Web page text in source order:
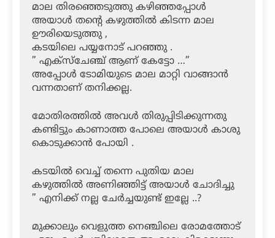
മാല തിരഞ്ഞെടുത്തു കഴിഞ്ഞപ്പോൾ
അയാൾ തൻ്റെ കഴുത്തിൽ കിടന്ന മാല
ഊരിയെടുത്തു ,
കടയിലെ പയ്യനോട് പറഞ്ഞു .
” എക്സ്ചേഞ്ച് ആണ് കേട്ടോ …”
അപ്പോൾ ടോമിയുടെ മാല മാറ്റി വാങ്ങാൻ
വന്നതാണ് തനിക്കല്ല.
മോതിരത്തിൽ അവൾ തിരുപ്പിടിക്കുന്നതു
കണ്ടിട്ടും കാണാത്ത പോലെ അയാൾ കാശു
കൊടുക്കാൻ പോയി .
കടയിൽ വെച്ച് തന്നെ പുതിയ മാല
കഴുത്തിൽ അണിഞ്ഞിട്ട് അയാൾ ചോദിച്ചു
” എനിക്ക് നല്ല ചേർച്ചയുണ്ട് ഇല്ലേ ..?
മുക്കാലും വെളുത്ത നെഞ്ചിലെ രോമത്തോട്